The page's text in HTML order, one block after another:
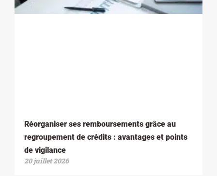
Réorganiser ses remboursements grâce au
regroupement de crédits : avantages et points
de vigilance
20 juillet 2026